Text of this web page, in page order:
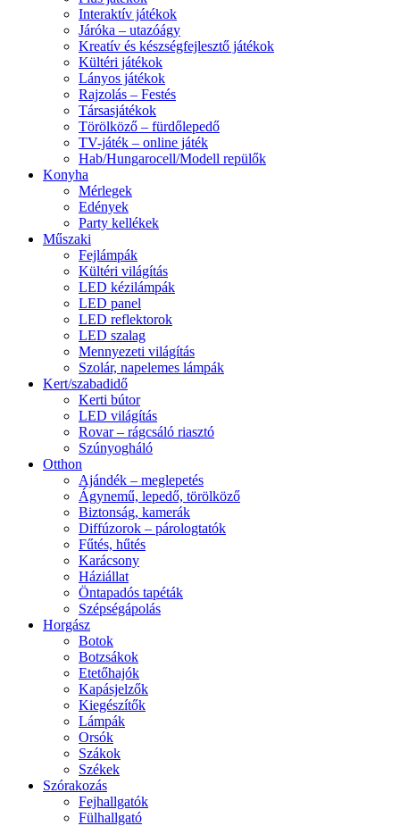
Interaktív játékok
Járóka – utazóágy
Kreatív és készségfejlesztő játékok
Kültéri játékok
Lányos játékok
Rajzolás – Festés
Társasjátékok
Törölköző – fürdőlepedő
TV-játék – online játék
Hab/Hungarocell/Modell repülők
Konyha
Mérlegek
Edények
Party kellékek
Műszaki
Fejlámpák
Kültéri világítás
LED kézilámpák
LED panel
LED reflektorok
LED szalag
Mennyezeti világítás
Szolár, napelemes lámpák
Kert/szabadidő
Kerti bútor
LED világítás
Rovar – rágcsáló riasztó
Szúnyogháló
Otthon
Ajándék – meglepetés
Ágynemű, lepedő, törölköző
Biztonság, kamerák
Diffúzorok – párologtatók
Fűtés, hűtés
Karácsony
Háziállat
Öntapadós tapéták
Szépségápolás
Horgász
Botok
Botzsákok
Etetőhajók
Kapásjelzők
Kiegészítők
Lámpák
Orsók
Szákok
Székek
Szórakozás
Fejhallgatók
Fülhallgató